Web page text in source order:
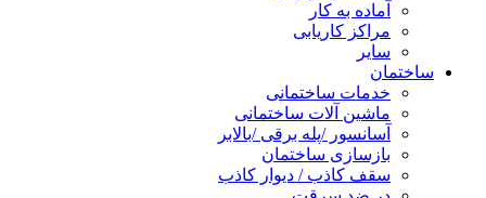
آماده به کار
مراکز کاریابی
سایر
ساختمان
خدمات ساختمانی
ماشین آلات ساختمانی
آسانسور /پله برقی /بالابر
بازسازی ساختمان
سقف کاذب / دیوار کاذب